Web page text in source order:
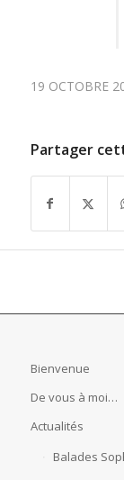
19 OCTOBRE
Partager
Bienvenue
De vous à moi…
Actualités
Balades